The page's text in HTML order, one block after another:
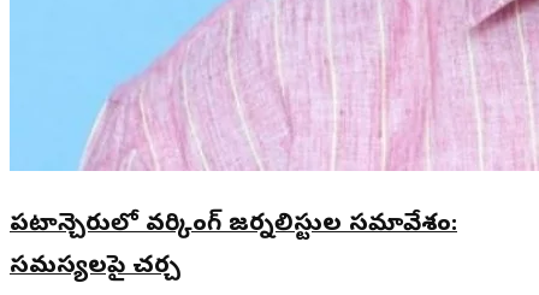
పటాన్చెరులో వర్కింగ్ జర్నలిస్టుల సమావేశం:
సమస్యలపై చర్చ